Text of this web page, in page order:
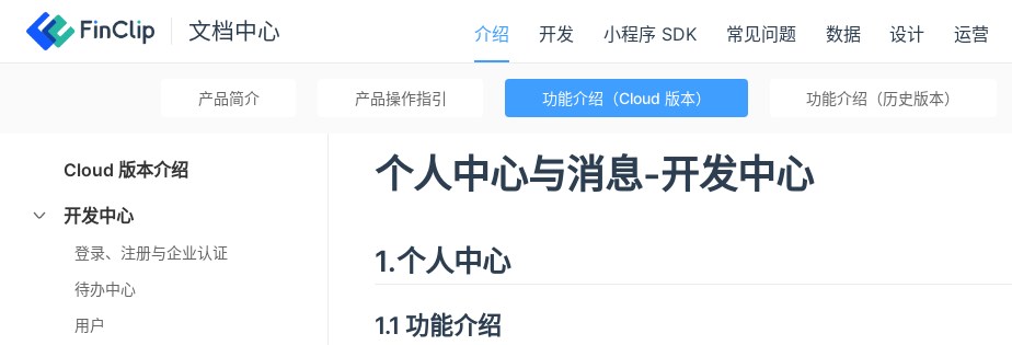
文档中心 介绍
产品简介 产品操作指引 功能介绍（Cloud 版本） 功能介绍（历史版本）
开发 小程序 SDK 常见问题 数据 设计 运营
Cloud 版本介绍
开发中心
登录、注册与企业认证
待办中心
用户
个人中心与消息-开发中心
1.个人中心
1.1 功能介绍